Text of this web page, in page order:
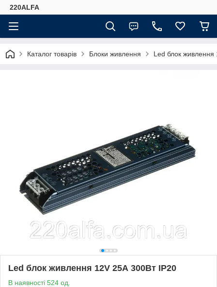
220ALFA
Каталог товарів Блоки живлення Led блок
Led блок живлення 12V 25А 300Вт IP20
В наявності 524 од.